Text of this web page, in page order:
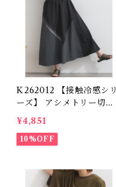
K262012 【接触冷感シリ
ーズ】 アシメトリー切替
スカート / Cool Touch
Asymmetrical Panel Sk
irt
¥4,851
10%OFF